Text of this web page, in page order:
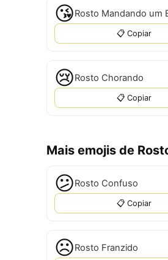
😘Rosto Mandando um
📋 Copiar
😢Rosto Chorando
📋 Copiar
Mais emojis de
😕Rosto Confuso
📋 Copiar
☹️Rosto Franzido